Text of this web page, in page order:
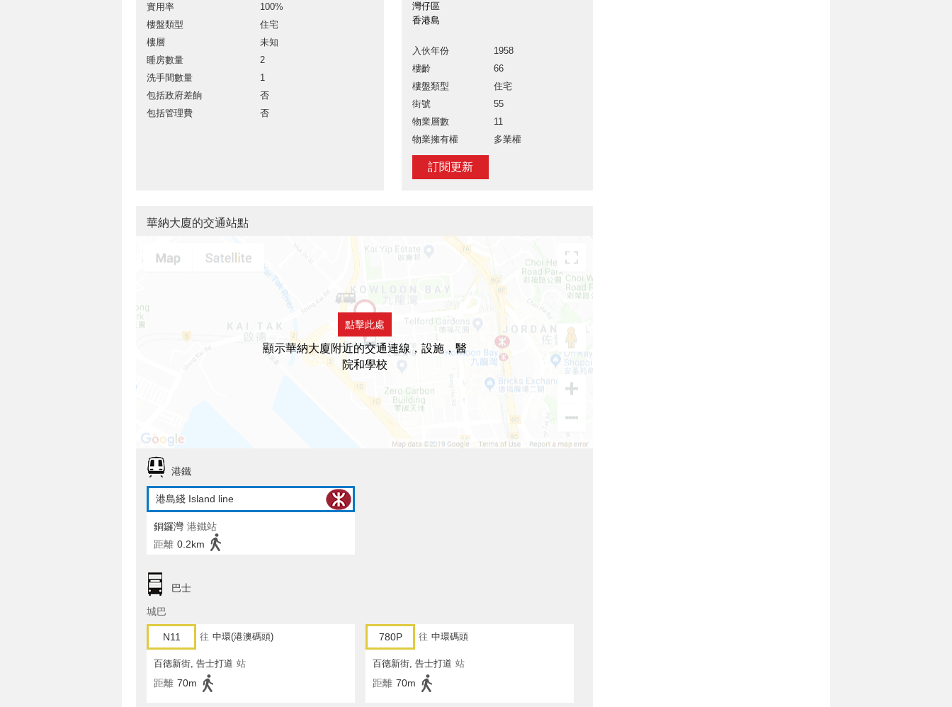
實用率
100%
樓盤類型
住宅
樓層
未知
睡房數量
2
洗手間數量
1
包括政府差餉
否
包括管理費
否
灣仔區
香港島
入伙年份
1958
樓齡
66
樓盤類型
住宅
街號
55
物業層數
11
物業擁有權
多業權
訂閱更新
華納大廈的交通站點
點擊此處
顯示華納大廈附近的交通連線，設施，醫
院和學校
港鐵
港島綫 Island line
銅鑼灣 港鐵站
距離 0.2km
巴士
城巴
N11 往 中環(港澳碼頭)
百德新街, 告士打道 站
距離 70m
780P 往 中環碼頭
百德新街, 告士打道 站
距離 70m